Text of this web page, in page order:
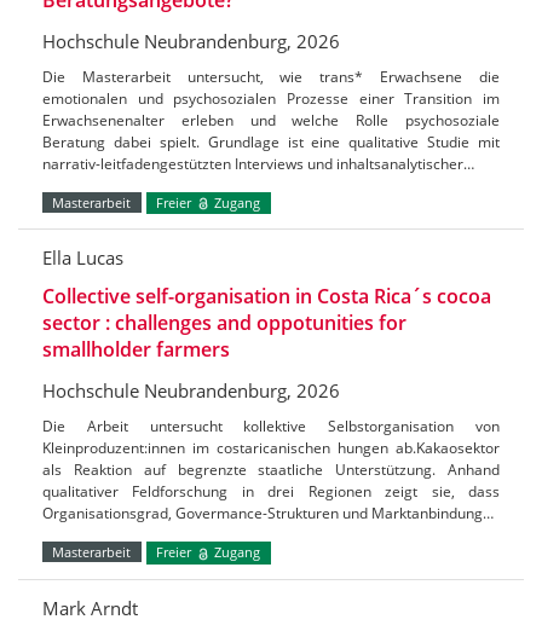
Hochschule Neubrandenburg, 2026
Die Masterarbeit untersucht, wie trans* Erwachsene die
emotionalen und psychosozialen Prozesse einer Transition im
Erwachsenenalter erleben und welche Rolle psychosoziale
Beratung dabei spielt. Grundlage ist eine qualitative Studie mit
narrativ-leitfadengestützten Interviews und inhaltsanalytischer…
Masterarbeit Freier Zugang
Ella Lucas
Collective self-organisation in Costa Rica´s cocoa
sector : challenges and oppotunities for
smallholder farmers
Hochschule Neubrandenburg, 2026
Die Arbeit untersucht kollektive Selbstorganisation von
Kleinproduzent:innen im costaricanischen hungen ab.Kakaosektor
als Reaktion auf begrenzte staatliche Unterstützung. Anhand
qualitativer Feldforschung in drei Regionen zeigt sie, dass
Organisationsgrad, Govermance-Strukturen und Marktanbindung…
Masterarbeit Freier Zugang
Mark Arndt